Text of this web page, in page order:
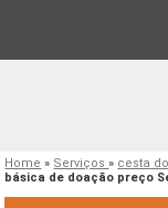
Home » Serviços» cesta
básica de doação preço